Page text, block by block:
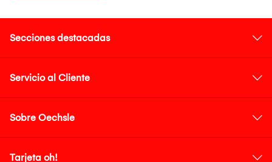
Secciones destacadas
Servicio al Cliente
Sobre Oechsle
Tarjeta oh!